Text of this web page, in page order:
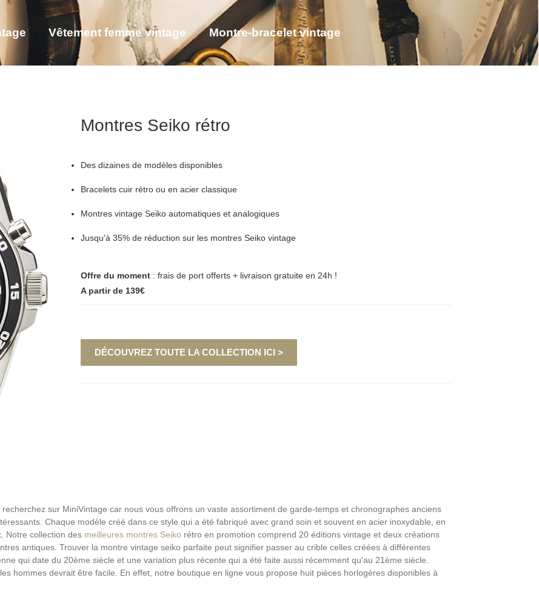
Vêtement femme vintage Montre-bracelet vintage
Montres Seiko rétro
Des dizaines de modèles disponibles
Bracelets cuir rétro ou en acier classique
Montres vintage Seiko automatiques et analogiques
Jusqu'à 35% de réduction sur les montres Seiko vintage
Offre du moment: frais de port offerts + livraison gratuite en 24h !
A partir de 139€
DÉCOUVREZ TOUTE LA COLLECTION ICI >
sur MiniVintage car nous vous offrons un vaste assortiment de garde-temps et chronographes anciens
Chaque modèle créé dans ce style qui a été fabriqué avec grand soin et souvent en acier inoxydable, en
Notre collection des meilleures montres Seiko rétro en promotion comprend 20 éditions vintage et deux créations
antiques. Trouver la montre vintage seiko parfaite peut signifier passer au crible celles créées à différentes
qui date du 20ème siècle et une variation plus récente qui a été faite aussi récemment qu'au 21ème siècle.
hommes devrait être facile. En effet, notre boutique en ligne vous propose huit pièces horlogères disponibles à